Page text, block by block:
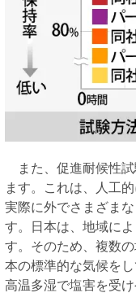
また、促進耐候性試
ます。これは、人工
実際に外でさまざま
す。日本は、地域に
す。そのため、複数
本の標準的な気候を
高温多湿で塩害を受